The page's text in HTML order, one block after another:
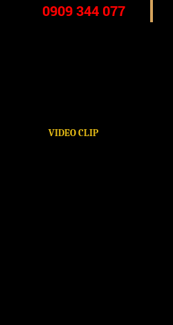
0909 344 077
VIDEO CLIP